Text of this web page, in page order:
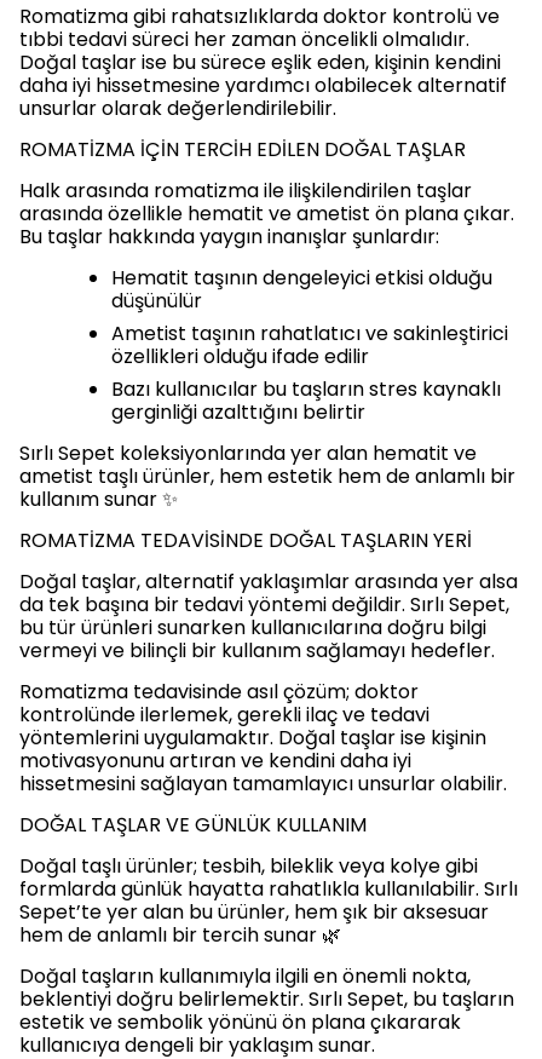
Romatizma gibi rahatsızlıklarda doktor kontrolü ve
tıbbi tedavi süreci her zaman öncelikli olmalıdır.
Doğal taşlar ise bu sürece eşlik eden, kişinin kendini
daha iyi hissetmesine yardımcı olabilecek alternatif
unsurlar olarak değerlendirilebilir.
ROMATİZMA İÇİN TERCİH EDİLEN DOĞAL TAŞLAR
Halk arasında romatizma ile ilişkilendirilen taşlar
arasında özellikle hematit ve ametist ön plana çıkar.
Bu taşlar hakkında yaygın inanışlar şunlardır:
Hematit taşının dengeleyici etkisi olduğu
düşünülür
Ametist taşının rahatlatıcı ve sakinleştirici
özellikleri olduğu ifade edilir
Bazı kullanıcılar bu taşların stres kaynaklı
gerginliği azalttığını belirtir
Sırlı Sepet koleksiyonlarında yer alan hematit ve
ametist taşlı ürünler, hem estetik hem de anlamlı bir
kullanım sunar ✨
ROMATİZMA TEDAVİSİNDE DOĞAL TAŞLARIN YERİ
Doğal taşlar, alternatif yaklaşımlar arasında yer alsa
da tek başına bir tedavi yöntemi değildir. Sırlı Sepet,
bu tür ürünleri sunarken kullanıcılarına doğru bilgi
vermeyi ve bilinçli bir kullanım sağlamayı hedefler.
Romatizma tedavisinde asıl çözüm; doktor
kontrolünde ilerlemek, gerekli ilaç ve tedavi
yöntemlerini uygulamaktır. Doğal taşlar ise kişinin
motivasyonunu artıran ve kendini daha iyi
hissetmesini sağlayan tamamlayıcı unsurlar olabilir.
DOĞAL TAŞLAR VE GÜNLÜK KULLANIM
Doğal taşlı ürünler; tesbih, bileklik veya kolye gibi
formlarda günlük hayatta rahatlıkla kullanılabilir. Sırlı
Sepet’te yer alan bu ürünler, hem şık bir aksesuar
hem de anlamlı bir tercih sunar 🌿
Doğal taşların kullanımıyla ilgili en önemli nokta,
beklentiyi doğru belirlemektir. Sırlı Sepet, bu taşların
estetik ve sembolik yönünü ön plana çıkararak
kullanıcıya dengeli bir yaklaşım sunar.